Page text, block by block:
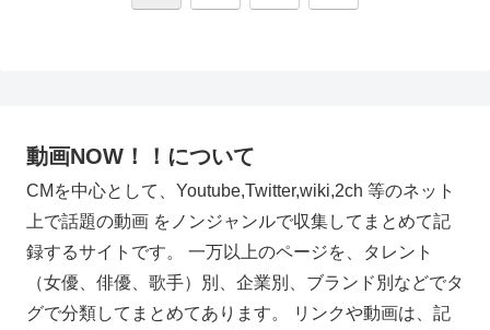
動画NOW！！について
CMを中心として、Youtube,Twitter,wiki,2ch 等のネット
上で話題の動画 をノンジャンルで収集してまとめて記
録するサイトです。 一万以上のページを、タレント
（女優、俳優、歌手）別、企業別、ブランド別などでタ
グで分類してまとめてあります。 リンクや動画は、記